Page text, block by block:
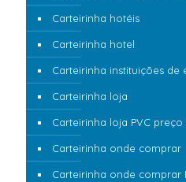
Carteirinha hotéis
Carteirinha hotel
Carteirinha instituições de
Carteirinha loja
Carteirinha loja PVC preço
Carteirinha onde comprar
Carteirinha onde comprar